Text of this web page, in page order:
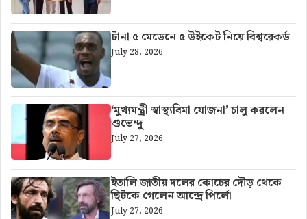
টানা ৫ মেডেনে ৫ উইকেট নিয়ে বিশ্বরেকর্ড
July 28, 2026
‘মুখ্যমন্ত্রী স্বাস্থ্যবিমা যোজনা’ চালু করলেন
শুভেন্দু
July 27, 2026
ইতালি জাতীয় দলের কোচের দৌড় থেকে
ছিটকে গেলেন আন্দ্রে পির্লো
July 27, 2026